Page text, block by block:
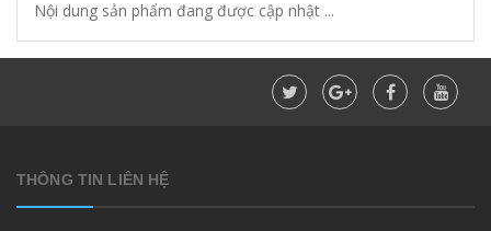
Nội dung sản phẩm đang được cập nhật ...
THÔNG TIN LIÊN HỆ